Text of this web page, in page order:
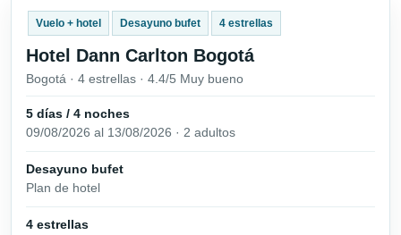
Vuelo + hotel Desayuno bufet 4 estrellas
Hotel Dann Carlton Bogotá
Bogotá · 4 estrellas · 4.4/5 Muy bueno
5 días / 4 noches
09/08/2026 al 13/08/2026 · 2 adultos
Desayuno bufet
Plan de hotel
4 estrellas